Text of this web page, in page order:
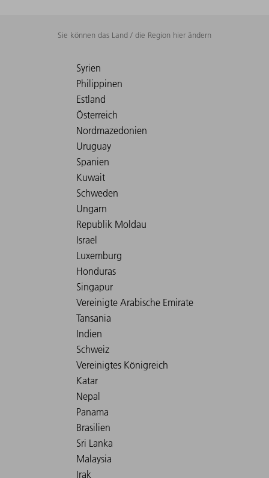
Sie können das Land / die Region hier ändern